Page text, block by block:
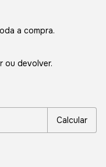
a compra.
ou devolver.
Calcular